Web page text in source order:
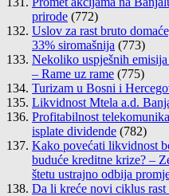
prirode (772)
Uslov za rast bruto
33% siromašnija (773)
Nekoliko uspješnih
– Rame uz rame (775)
Turizam u Bosni i
Likvidnost Mtela a.d.
Profitabilnost
isplate dividende (782)
Kako povećati likvidnost
buduće kreditne krize? –
štetu ustrajno odbija
Da li kreće novi ciklus